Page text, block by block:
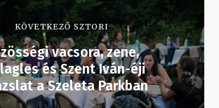
KÖVETKEZŐ SZTORI
vacsora, zene,
és Szent Iván-éji
a Szeleta Parkban